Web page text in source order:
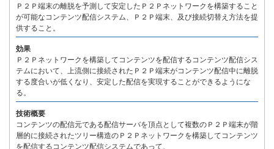
Ｐ２Ｐ端末の離脱を予測して安定したＰ２Ｐネットワークを構築すること
が可能なコンテンツ配信システム、Ｐ２Ｐ端末、及び接続切替え方法を提
供すること。
効果
Ｐ２Ｐネットワークを構築してコンテンツを配信するコンテンツ配信シス
テムにおいて、上流側に接続されたＰ２Ｐ端末がコンテンツ配信中に離脱
する度合いが低くなり、安定した配信を実現することができるようにな
る。
技術概要
コンテンツの配信元である配信サーバを頂点として複数のＰ２Ｐ端末が階
層的に接続されたツリー構造のＰ２Ｐネットワークを構築してコンテンツ
を配信するコンテンツ配信システムであって、